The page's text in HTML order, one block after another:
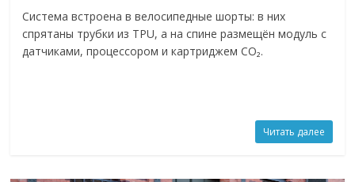
Система встроена в велосипедные шорты: в них
спрятаны трубки из TPU, а на спине размещён модуль с
датчиками, процессором и картриджем CO₂.
Читать далее